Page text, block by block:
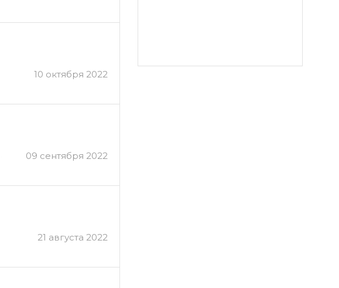
10 октября 2022
09 сентября 2022
21 августа 2022